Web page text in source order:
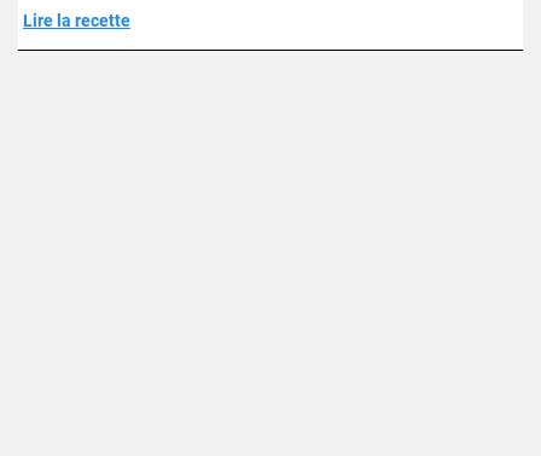
Lire la recette